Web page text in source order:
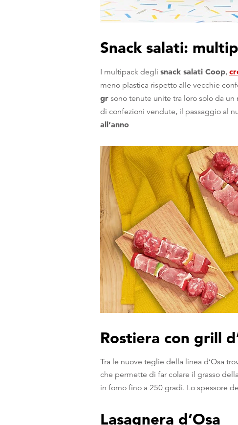
Snack salati:
I multipack degli snack salati Coop,
meno plastica rispetto alle vecchie
gr sono tenute unite tra loro solo da
di confezioni vendute, il passaggio al
all’anno
Rostiera con grill
Tra le nuove teglie della linea d’Osa
che permette di far colare il grasso
in forno fino a 250 gradi. Lo spessore
Lasagnera d’Osa